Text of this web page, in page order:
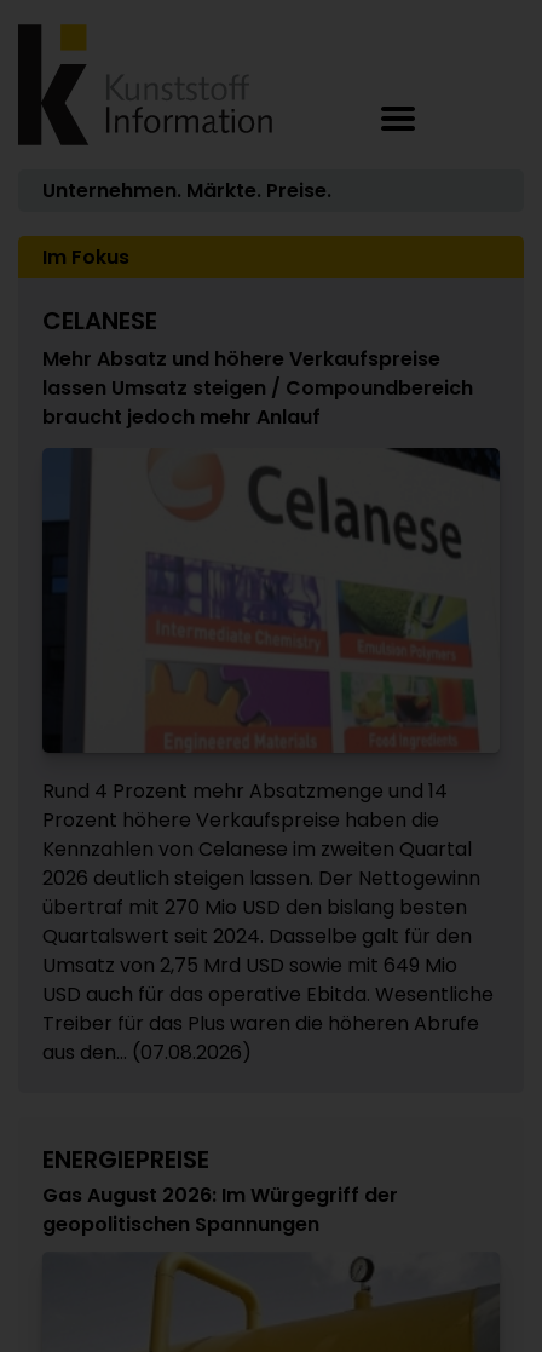
Unternehmen. Märkte. Preise.
Im Fokus
CELANESE
Mehr Absatz und höhere Verkaufspreise
lassen Umsatz steigen / Compoundbereich
braucht jedoch mehr Anlauf
Rund 4 Prozent mehr Absatzmenge und 14
Prozent höhere Verkaufspreise haben die
Kennzahlen von Celanese im zweiten Quartal
2026 deutlich steigen lassen. Der Nettogewinn
übertraf mit 270 Mio USD den bislang besten
Quartalswert seit 2024. Dasselbe galt für den
Umsatz von 2,75 Mrd USD sowie mit 649 Mio
USD auch für das operative Ebitda. Wesentliche
Treiber für das Plus waren die höheren Abrufe
aus den... (07.08.2026)
ENERGIEPREISE
Gas August 2026: Im Würgegriff der
geopolitischen Spannungen